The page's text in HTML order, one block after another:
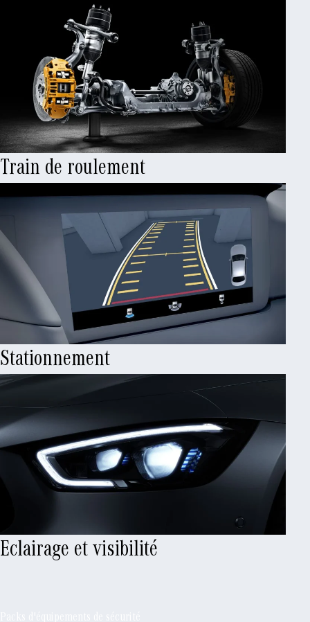
Train de roulement
Stationnement
Eclairage et visibilité